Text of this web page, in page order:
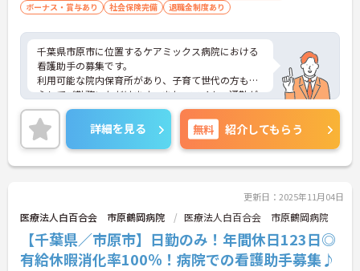
ボーナス・賞与あり
社会保険完備 退職金制度あり
千葉県市原市に位置するケアミックス病院における
看護助手の募集です。
利用可能な院内保育所があり、子育て世代の方も安
心してご勤務いただけます。また、マイカー通勤が
可能です。通勤が苦になりません。
ご興味のある方には、面接対策ポイントなど、さら
に詳細をご案内しますのでお気軽にご相談くださ
い！
詳細を見る 無料 紹介してもらう
更新日：2025年11月04日
医療法人白百合会 市原鶴岡病院 医療法人白百合会 市原鶴岡病院
【千葉県／市原市】日勤のみ！年間休日123日◎
有給休暇消化率100％！病院での看護助手募集♪